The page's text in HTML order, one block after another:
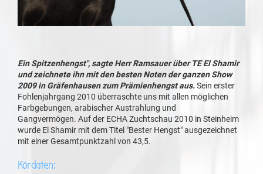
Ein Spitzenhengst", sagte Herr Ramsauer über TE El Shamir
und zeichnete ihn mit den besten Noten der ganzen Show
2009 in Gräfenhausen zum Prämienhengst aus.Sein erster
Fohlenjahrgang 2010 überraschte uns mit allen möglichen
Farbgebungen, arabischer Austrahlung und
Gangvermögen. Auf der ECHA Zuchtschau 2010 in Steinheim
wurde El Shamir mit dem Titel "Bester Hengst" ausgezeichnet
mit einer Gesamtpunktzahl von 43,5.
Kördaten: